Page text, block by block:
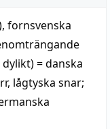
fornsvenska
= danska
lågtyska snar;